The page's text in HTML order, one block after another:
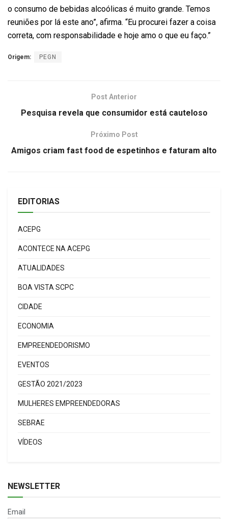
o consumo de bebidas alcoólicas é muito grande. Temos
reuniões por lá este ano”, afirma. “Eu procurei fazer a coisa
correta, com responsabilidade e hoje amo o que eu faço.”
Origem: PEGN
Post Anterior
Pesquisa revela que consumidor está cauteloso
Próximo Post
Amigos criam fast food de espetinhos e faturam alto
EDITORIAS
ACEPG
ACONTECE NA ACEPG
ATUALIDADES
BOA VISTA SCPC
CIDADE
ECONOMIA
EMPREENDEDORISMO
EVENTOS
GESTÃO 2021/2023
MULHERES EMPREENDEDORAS
SEBRAE
VÍDEOS
NEWSLETTER
Email